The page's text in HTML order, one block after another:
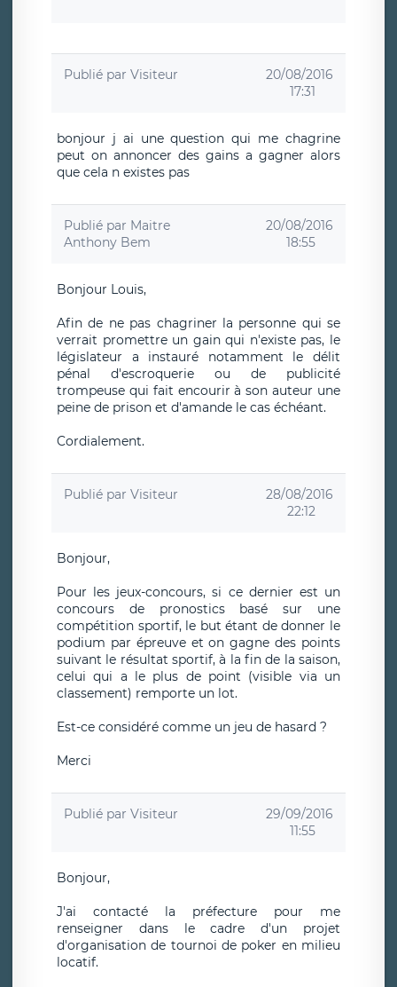
Publié par Visiteur
20/08/2016
17:31
bonjour j ai une question qui me chagrine
peut on annoncer des gains a gagner alors
que cela n existes pas
Publié par Maitre
Anthony Bem
20/08/2016
18:55
Bonjour Louis,
Afin de ne pas chagriner la personne qui se
verrait promettre un gain qui n'existe pas, le
législateur a instauré notamment le délit
pénal d'escroquerie ou de publicité
trompeuse qui fait encourir à son auteur une
peine de prison et d'amande le cas échéant.
Cordialement.
Publié par Visiteur
28/08/2016
22:12
Bonjour,
Pour les jeux-concours, si ce dernier est un
concours de pronostics basé sur une
compétition sportif, le but étant de donner le
podium par épreuve et on gagne des points
suivant le résultat sportif, à la fin de la saison,
celui qui a le plus de point (visible via un
classement) remporte un lot.
Est-ce considéré comme un jeu de hasard ?
Merci
Publié par Visiteur
29/09/2016
11:55
Bonjour,
J'ai contacté la préfecture pour me
renseigner dans le cadre d'un projet
d'organisation de tournoi de poker en milieu
locatif.